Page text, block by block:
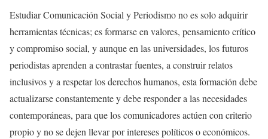
Estudiar Comunicación Social y Periodismo no es solo adquirir
herramientas técnicas; es formarse en valores, pensamiento crítico
y compromiso social, y aunque en las universidades, los futuros
periodistas aprenden a contrastar fuentes, a construir relatos
inclusivos y a respetar los derechos humanos, esta formación debe
actualizarse constantemente y debe responder a las necesidades
contemporáneas, para que los comunicadores actúen con criterio
propio y no se dejen llevar por intereses políticos o económicos.